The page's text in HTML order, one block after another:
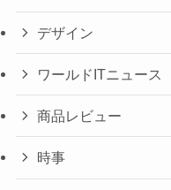
デザイン
ワールドITニュース
商品レビュー
時事